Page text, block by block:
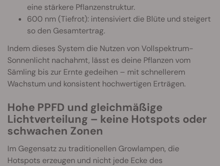
eine stärkere Pflanzenstruktur.
600 nm (Tiefrot): intensiviert die Blüte und steigert
so den Gesamtertrag.
Indem dieses System die Nutzen von Vollspektrum-
Sonnenlicht nachahmt, lässt es deine Pflanzen vom
Sämling bis zur Ernte gedeihen – mit schnellerem
Wachstum und konsistent hochwertigen Erträgen.
Hohe PPFD und gleichmäßige
Lichtverteilung – keine Hotspots oder
schwachen Zonen
Im Gegensatz zu traditionellen Growlampen, die
Hotspots erzeugen und nicht jede Ecke des